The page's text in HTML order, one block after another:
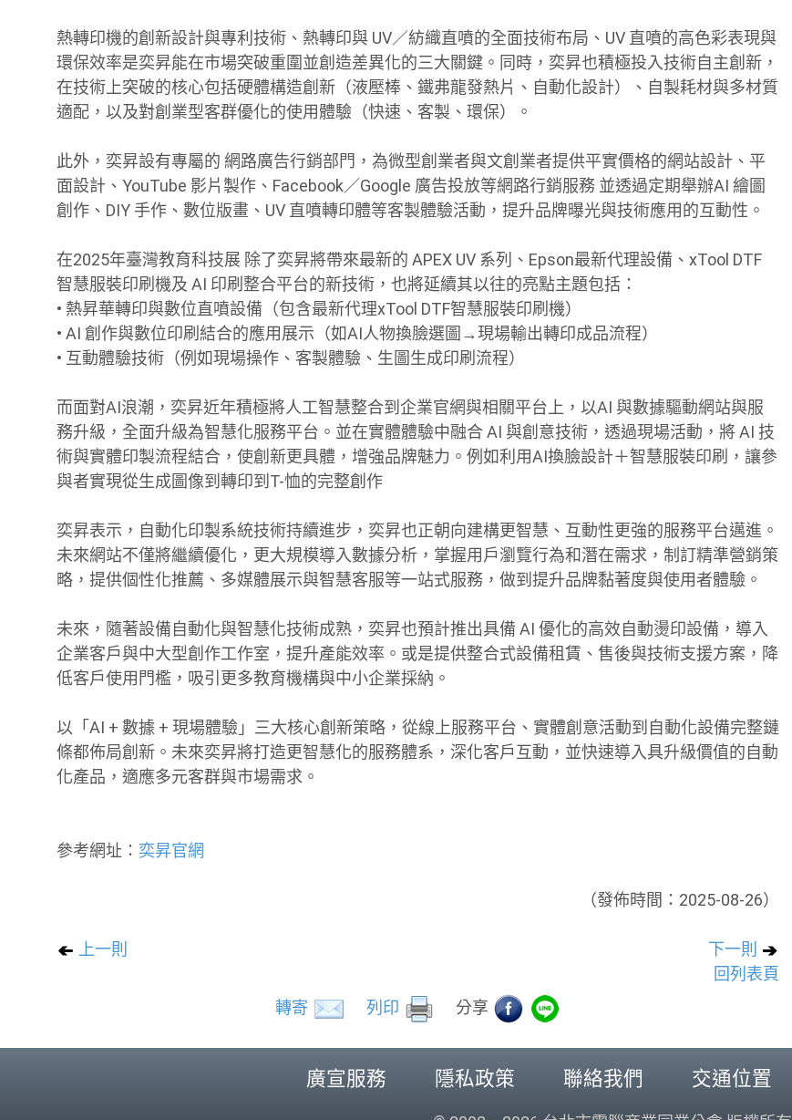
熱轉印機的創新設計與專利技術、熱轉印與 UV／紡織直噴的全面技術布局、UV 直噴的高色彩表現與
環保效率是奕昇能在市場突破重圍並創造差異化的三大關鍵。同時，奕昇也積極投入技術自主創新，
在技術上突破的核心包括硬體構造創新（液壓棒、鐵弗龍發熱片、自動化設計）、自製耗材與多材質
適配，以及對創業型客群優化的使用體驗（快速、客製、環保）。
此外，奕昇設有專屬的 網路廣告行銷部門，為微型創業者與文創業者提供平實價格的網站設計、平
面設計、YouTube 影片製作、Facebook／Google 廣告投放等網路行銷服務 並透過定期舉辦AI 繪圖
創作、DIY 手作、數位版畫、UV 直噴轉印體等客製體驗活動，提升品牌曝光與技術應用的互動性。
在2025年臺灣教育科技展 除了奕昇將帶來最新的 APEX UV 系列、Epson最新代理設備、xTool DTF
智慧服裝印刷機及 AI 印刷整合平台的新技術，也將延續其以往的亮點主題包括：
• 熱昇華轉印與數位直噴設備（包含最新代理xTool DTF智慧服裝印刷機）
• AI 創作與數位印刷結合的應用展示（如AI人物換臉選圖→現場輸出轉印成品流程）
• 互動體驗技術（例如現場操作、客製體驗、生圖生成印刷流程）
而面對AI浪潮，奕昇近年積極將人工智慧整合到企業官網與相關平台上，以AI 與數據驅動網站與服
務升級，全面升級為智慧化服務平台。並在實體體驗中融合 AI 與創意技術，透過現場活動，將 AI 技
術與實體印製流程結合，使創新更具體，增強品牌魅力。例如利用AI換臉設計＋智慧服裝印刷，讓參
與者實現從生成圖像到轉印到T-恤的完整創作
奕昇表示，自動化印製系統技術持續進步，奕昇也正朝向建構更智慧、互動性更強的服務平台邁進。
未來網站不僅將繼續優化，更大規模導入數據分析，掌握用戶瀏覽行為和潛在需求，制訂精準營銷策
略，提供個性化推薦、多媒體展示與智慧客服等一站式服務，做到提升品牌黏著度與使用者體驗。
未來，隨著設備自動化與智慧化技術成熟，奕昇也預計推出具備 AI 優化的高效自動燙印設備，導入
企業客戶與中大型創作工作室，提升產能效率。或是提供整合式設備租賃、售後與技術支援方案，降
低客戶使用門檻，吸引更多教育機構與中小企業採納。
以「AI + 數據 + 現場體驗」三大核心創新策略，從線上服務平台、實體創意活動到自動化設備完整鏈
條都佈局創新。未來奕昇將打造更智慧化的服務體系，深化客戶互動，並快速導入具升級價值的自動
化產品，適應多元客群與市場需求。
參考網址： 奕昇官網
（發佈時間：2025-08-26）
上一則
下一則
回列表頁
轉寄
列印 分享
廣宣服務 隱私政策 聯絡我們 交通位置